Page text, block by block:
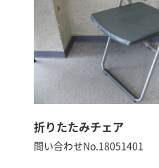
折りたたみチェア
問い合わせNo.18051401